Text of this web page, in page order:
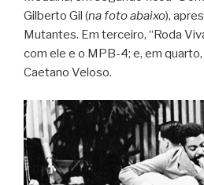
Gilberto Gil (na foto abaixo),
Mutantes. Em terceiro, “Roda
com ele e o MPB-4; e, em
Caetano Veloso.